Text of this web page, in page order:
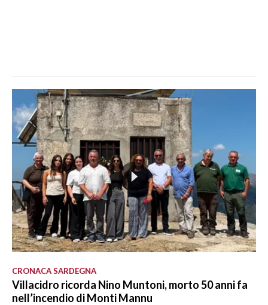
CRONACA SARDEGNA
Villacidro ricorda Nino Muntoni, morto 50 anni fa
nell’incendio di Monti Mannu